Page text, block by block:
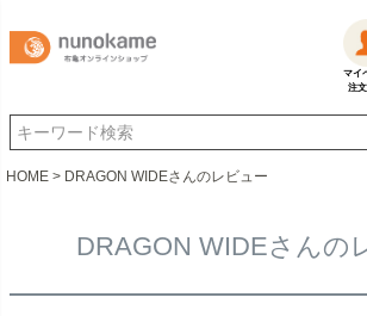
マイ
注
HOME DRAGON WIDEさんのレビュー
DRAGON WIDEさんの